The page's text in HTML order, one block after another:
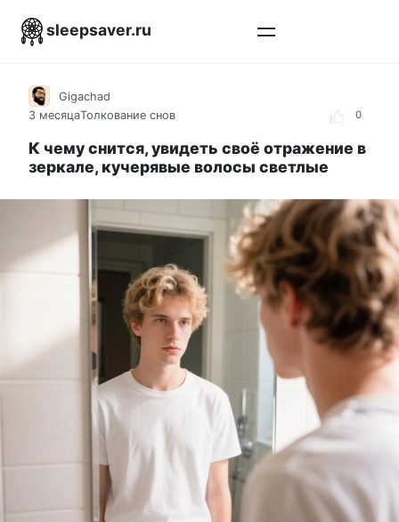
sleepsaver.ru
0
Gigachad
3 месяцаТолкование снов
К чему снится, увидеть своё отражение в
зеркале, кучерявые волосы светлые